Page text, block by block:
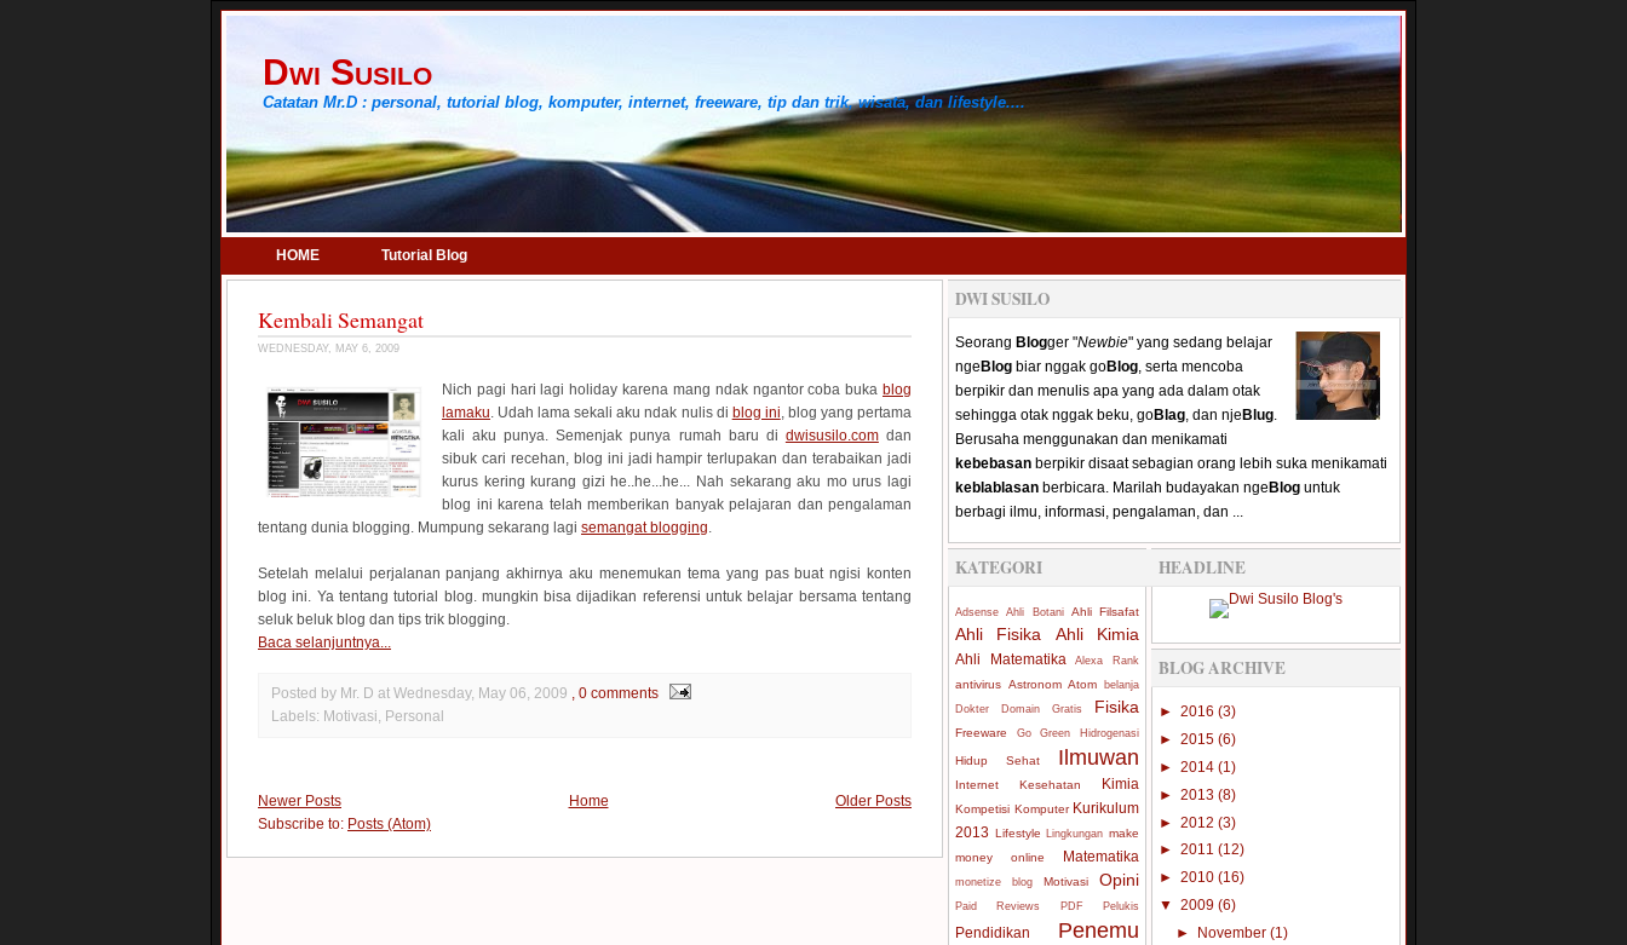
Dwi Susilo
Catatan Mr.D : personal, tutorial blog, komputer, internet, freeware, tip dan trik, wisata, dan lifestyle....
HOME Tutorial Blog
Kembali Semangat
WEDNESDAY, MAY 6, 2009
Nich pagi hari lagi holiday karena mang ndak ngantor coba buka blog
lamaku. Udah lama sekali aku ndak nulis di blog ini, blog yang pertama
kali aku punya. Semenjak punya rumah baru di dwisusilo.comdan
sibuk cari recehan, blog ini jadi hampir terlupakan dan terabaikan jadi
kurus kering kurang gizi he..he...he... Nah sekarang aku mo urus lagi
blog ini karena telah memberikan banyak pelajaran dan pengalaman
tentang dunia blogging. Mumpung sekarang lagi semangat blogging.
Setelah melalui perjalanan panjang akhirnya aku menemukan tema yang pas buat ngisi konten
blog ini. Ya tentang tutorial blog. mungkin bisa dijadikan referensi untuk belajar bersama tentang
seluk beluk blog dan tips trik blogging.
Baca selanjuntnya...
Posted by Mr. D at Wednesday, May 06, 2009 , 0 comments
Labels: Motivasi, Personal
Newer Posts Older Posts
Home
Subscribe to: Posts (Atom)
DWI SUSILO
Seorang Blogger "Newbie" yang sedang belajar
nge Blog biar nggak goBlog , serta mencoba
berpikir dan menulis apa yang ada dalam otak
sehingga otak nggak beku, goBlag , dan nje Blug
Berusaha menggunakan dan menikamati
kebebasan berpikir disaat sebagian orang lebih suka menikamati
keblablasan berbicara. Marilah budayakan nge Blog untuk
berbagi ilmu, informasi, pengalaman, dan ...
KATEGORI
Adsense Ahli Botani Ahli Filsafat
Ahli Fisika Ahli Kimia
Ahli Matematika Alexa Rank
antivirus Astronom Atom
belanja
Dokter
Domain Gratis Fisika
Freeware Go Green Hidrogenasi
Hidup Sehat Ilmuwan
Internet Kesehatan Kimia
Kompetisi Komputer Kurikulum
2013 Lifestyle Lingkungan make
money online
Matematika
monetize blog Motivasi Opini
Paid Reviews PDF Pelukis
Pendidikan Penemu
HEADLINE
BLOG ARCHIVE
► 2016 (3)
► 2015 (6)
► 2014 (1)
► 2013 (8)
► 2012 (3)
► 2011 (12)
► 2010 (16)
▼ 2009 (6)
►
November (1)